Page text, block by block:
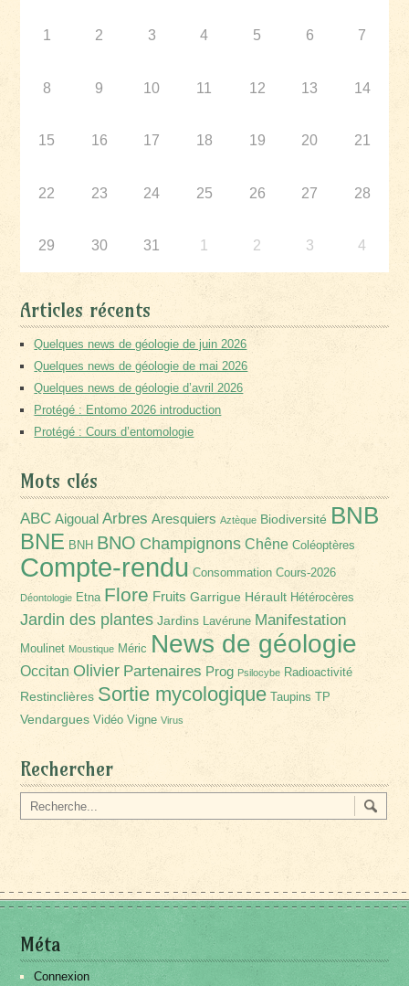
1 2 3 4 5 6 7
8 9 10 11 12 13 14
15 16 17 18 19 20 21
22 23 24 25 26 27 28
29 30 31 1 2 3 4
Articles récents
Quelques news de géologie de juin 2026
Quelques news de géologie de mai 2026
Quelques news de géologie d’avril 2026
Protégé : Entomo 2026 introduction
Protégé : Cours d’entomologie
Mots clés
ABC Aigoual Arbres Aresquiers Aztèque Biodiversité BNB
BNE BNH BNO Champignons Chêne Coléoptères
Compte-rendu Consommation Cours-2026
Déontologie Etna Flore Fruits Garrigue Hérault Hétérocères
Jardin des plantes Jardins Lavérune Manifestation
Moulinet Moustique Méric News de géologie
Occitan Olivier Partenaires Prog Psilocybe Radioactivité
Restinclières Sortie mycologique Taupins TP
Vendargues Vidéo Vigne Virus
Rechercher
Méta
Connexion